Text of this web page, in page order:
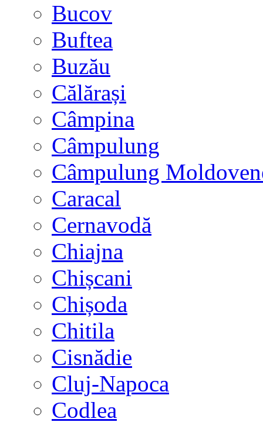
Bucov
Buftea
Buzău
Călărași
Câmpina
Câmpulung
Câmpulung
Caracal
Cernavodă
Chiajna
Chișcani
Chișoda
Chitila
Cisnădie
Cluj-Napoca
Codlea